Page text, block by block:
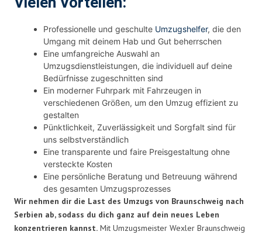
Professionelle und geschulte Umzugshelfer, die den
Umgang mit deinem Hab und Gut beherrschen
Eine umfangreiche Auswahl an
Umzugsdienstleistungen, die individuell auf deine
Bedürfnisse zugeschnitten sind
Ein moderner Fuhrpark mit Fahrzeugen in
verschiedenen Größen, um den Umzug effizient zu
gestalten
Pünktlichkeit, Zuverlässigkeit und Sorgfalt sind für
uns selbstverständlich
Eine transparente und faire Preisgestaltung ohne
versteckte Kosten
Eine persönliche Beratung und Betreuung während
des gesamten Umzugsprozesses
Wir nehmen dir die Last des Umzugs von Braunschweig nach
Serbien ab, sodass du dich ganz auf dein neues Leben
konzentrieren kannst. Mit Umzugsmeister Wexler Braunschweig